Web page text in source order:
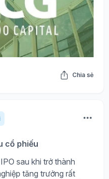
Chia sẻ
cổ phiếu
sau khi trở thành
tăng trưởng rất